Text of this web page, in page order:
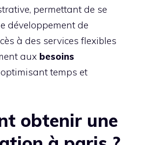
permettant de se
développement de
à des services flexibles
aux besoins
optimisant temps et
obtenir une